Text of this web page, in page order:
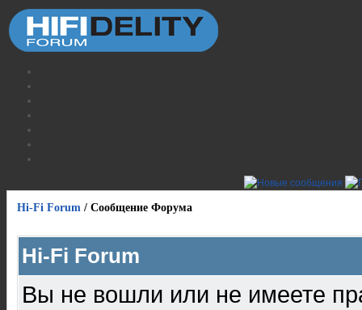
Hi-Fi Forum / Сообщение Форума
Hi-Fi Forum
Вы не вошли или не имеете